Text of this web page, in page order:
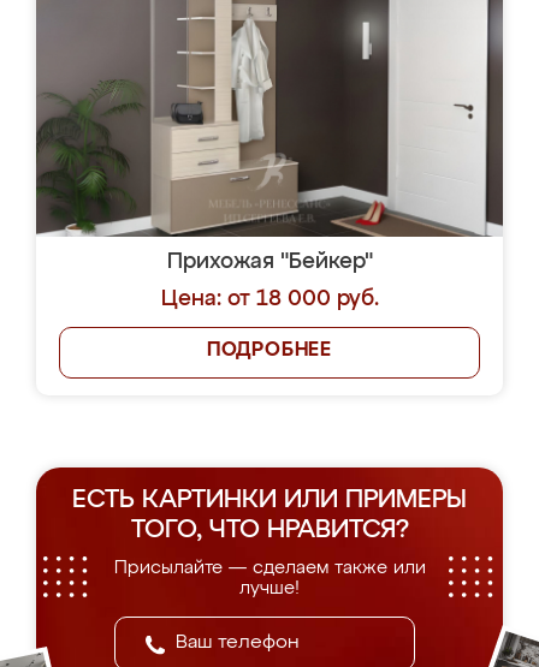
Прихожая "Бейкер"
Цена: от 18 000 руб.
ПОДРОБНЕЕ
ЕСТЬ КАРТИНКИ ИЛИ ПРИМЕРЫ
ТОГО, ЧТО НРАВИТСЯ?
Присылайте — сделаем также или
лучше!